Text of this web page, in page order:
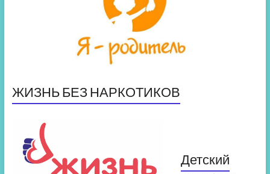
ЖИЗНЬ БЕЗ НАРКОТИКОВ
Детский